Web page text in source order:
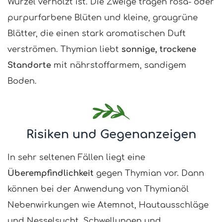
Wurzel verholzt ist. Die Zweige tragen rosa- oder
purpurfarbene Blüten und kleine, graugrüne
Blätter, die einen stark aromatischen Duft
verströmen. Thymian liebt sonnige, trockene
Standorte mit nährstoffarmem, sandigem
Boden.
Risiken und Gegenanzeigen
In sehr seltenen Fällen liegt eine
Überempfindlichkeit gegen Thymian vor. Dann
können bei der Anwendung von Thymianöl
Nebenwirkungen wie Atemnot, Hautausschläge